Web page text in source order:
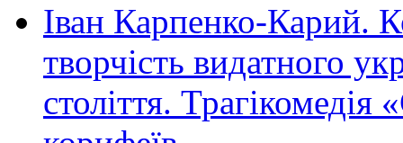
Іван Карпенко-Карий.
творчість видатного
століття. Трагікомедія